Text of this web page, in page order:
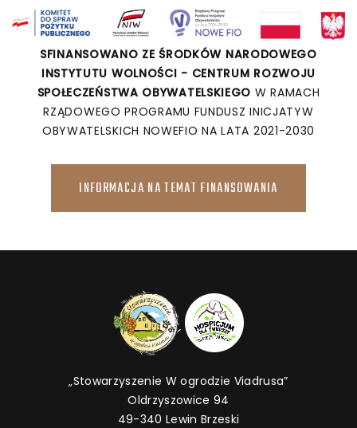
SFINANSOWANO ZE ŚRODKÓW NARODOWEGO
INSTYTUTU WOLNOŚCI - CENTRUM ROZWOJU
SPOŁECZEŃSTWA OBYWATELSKIEGO W RAMACH
RZĄDOWEGO PROGRAMU FUNDUSZ INICJATYW
OBYWATELSKICH NOWEFIO NA LATA 2021-2030
INFORMACJA NA TEMAT FINANSOWANIA
„Stowarzyszenie W ogrodzie Viadrusa”
Oldrzyszowice 94
49-340 Lewin Brzeski